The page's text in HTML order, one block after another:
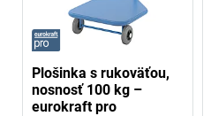
Plošinka s rukoväťou,
nosnosť 100 kg –
eurokraft pro